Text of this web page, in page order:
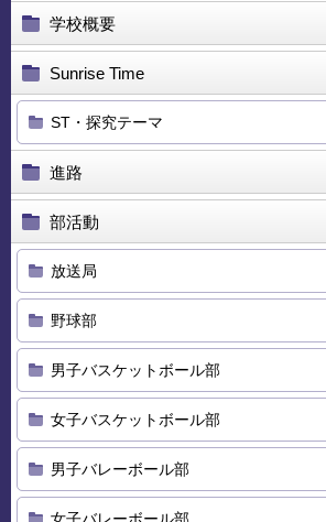
学校概要
Sunrise Time
ST・探究テーマ
進路
部活動
放送局
野球部
男子バスケットボール部
女子バスケットボール部
男子バレーボール部